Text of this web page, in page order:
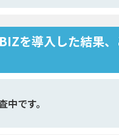
を導入した結果、
中です。